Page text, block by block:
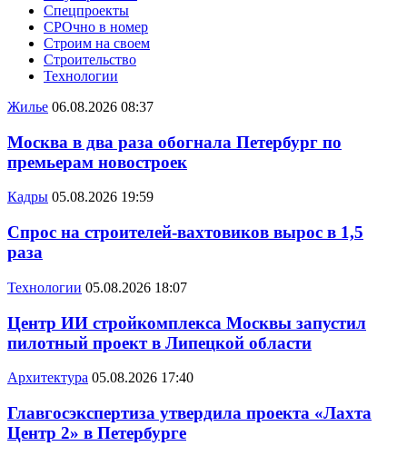
Спецпроекты
СРОчно в номер
Строим на своем
Строительство
Технологии
Жилье 06.08.2026 08:37
Москва в два раза обогнала Петербург по
премьерам новостроек
Кадры 05.08.2026 19:59
Спрос на строителей-вахтовиков вырос в 1,5
раза
Технологии 05.08.2026 18:07
Центр ИИ стройкомплекса Москвы запустил
пилотный проект в Липецкой области
Архитектура 05.08.2026 17:40
Главгосэкспертиза утвердила проекта «Лахта
Центр 2» в Петербурге